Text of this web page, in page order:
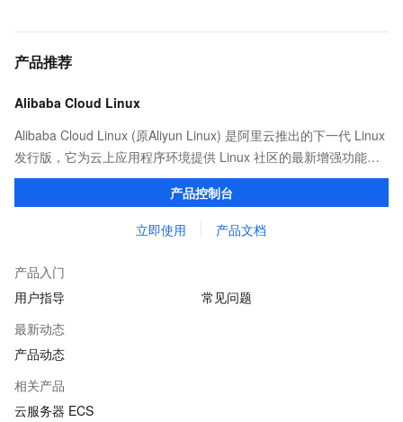
产品推荐
Alibaba Cloud Linux
Alibaba Cloud Linux (原Aliyun Linux) 是阿里云推出的下一代 Linux
发行版，它为云上应用程序环境提供 Linux 社区的最新增强功能，
在提供云上最佳用户体验的同时，也针对阿里云基础设施做了深度
产品控制台
立即使用 产品文档
产品入门
用户指导
常见问题
最新动态
产品动态
相关产品
云服务器 ECS